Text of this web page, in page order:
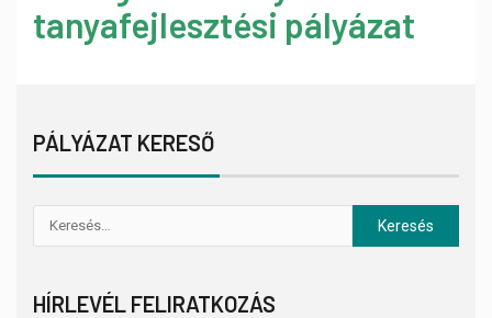
tanyafejlesztési pályázat
PÁLYÁZAT KERESŐ
HÍRLEVÉL FELIRATKOZÁS